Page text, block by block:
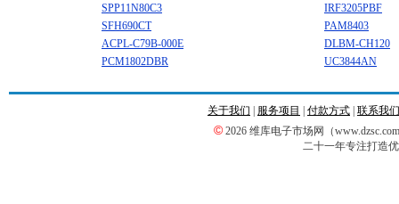
SPP11N80C3
IRF3205PBF
SFH690CT
PAM8403
ACPL-C79B-000E
DLBM-CH120
PCM1802DBR
UC3844AN
关于我们 服务项目 付款方式 联系我们
© 2026 维库电子市场网（
二十一年专注打造